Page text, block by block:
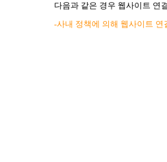
다음과 같은 경우 웹사이트 연
-사내 정책에 의해 웹사이트